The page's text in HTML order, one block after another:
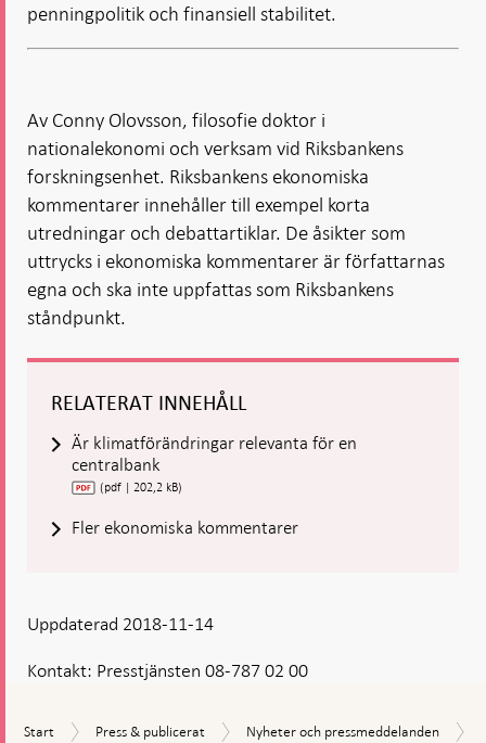
penningpolitik och finansiell stabilitet.
Av Conny Olovsson, filosofie doktor i
nationalekonomi och verksam vid Riksbankens
forskningsenhet. Riksbankens ekonomiska
kommentarer innehåller till exempel korta
utredningar och debattartiklar. De åsikter som
uttrycks i ekonomiska kommentarer är författarnas
egna och ska inte uppfattas som Riksbankens
ståndpunkt.
RELATERAT INNEHÅLL
Är klimatförändringar relevanta för en
centralbank
(pdf | 202,2 kB)
Fler ekonomiska kommentarer
Kontakt: Presstjänsten 08-787 02 00
Uppdaterad 2018-11-14
Start
Start
Press
Press & publicerat
Nyheter
Nyheter och pressmeddelanden